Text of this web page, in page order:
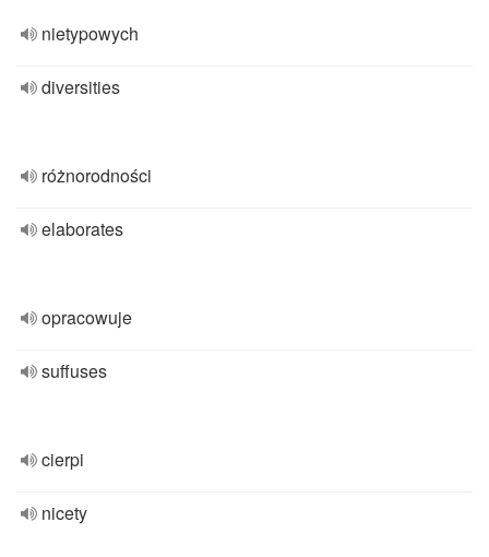
nietypowych
diversities
różnorodności
elaborates
opracowuje
suffuses
cierpi
nicety